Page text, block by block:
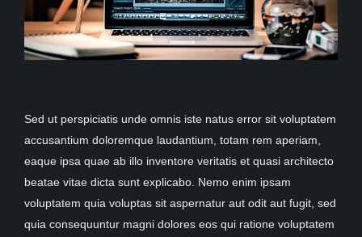
Sed ut perspiciatis unde omnis iste natus error sit voluptatem
accusantium doloremque laudantium, totam rem aperiam,
eaque ipsa quae ab illo inventore veritatis et quasi architecto
beatae vitae dicta sunt explicabo. Nemo enim ipsam
voluptatem quia voluptas sit aspernatur aut odit aut fugit, sed
quia consequuntur magni dolores eos qui ratione voluptatem